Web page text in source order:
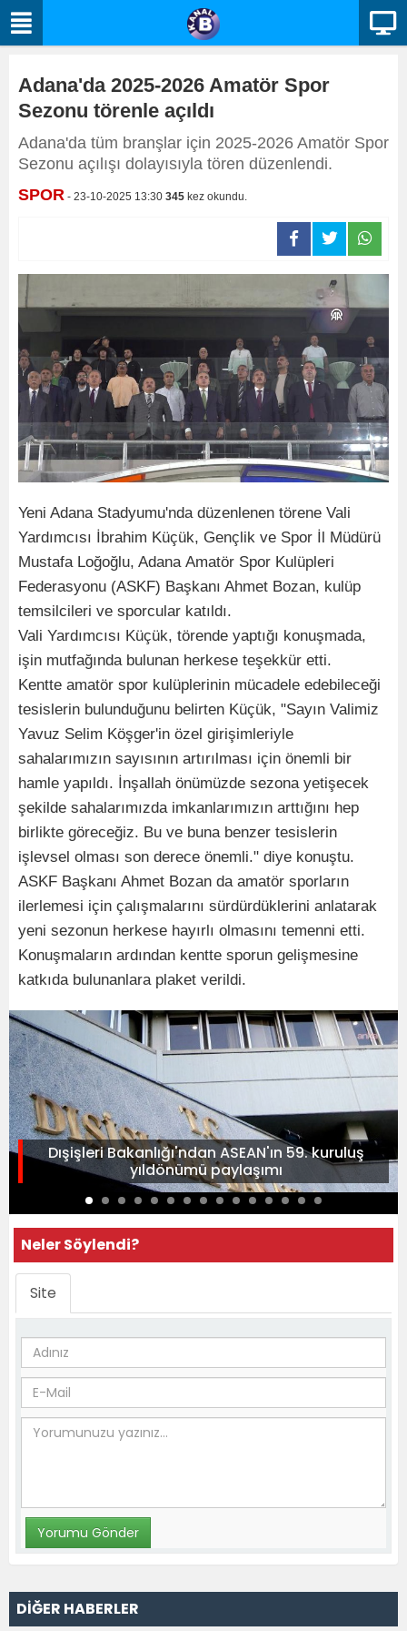
Adana'da 2025-2026 Amatör Spor
Sezonu törenle açıldı
Adana'da tüm branşlar için 2025-2026 Amatör Spor
Sezonu açılışı dolayısıyla tören düzenlendi.
SPOR - 23-10-2025 13:30 345 kez okundu.
Yeni Adana Stadyumu'nda düzenlenen törene Vali
Yardımcısı İbrahim Küçük, Gençlik ve Spor İl Müdürü
Mustafa Loğoğlu, Adana Amatör Spor Kulüpleri
Federasyonu (ASKF) Başkanı Ahmet Bozan, kulüp
temsilcileri ve sporcular katıldı.
Vali Yardımcısı Küçük, törende yaptığı konuşmada,
işin mutfağında bulunan herkese teşekkür etti.
Kentte amatör spor kulüplerinin mücadele edebileceği
tesislerin bulunduğunu belirten Küçük, "Sayın Valimiz
Yavuz Selim Köşger'in özel girişimleriyle
sahalarımızın sayısının artırılması için önemli bir
hamle yapıldı. İnşallah önümüzde sezona yetişecek
şekilde sahalarımızda imkanlarımızın arttığını hep
birlikte göreceğiz. Bu ve buna benzer tesislerin
işlevsel olması son derece önemli." diye konuştu.
ASKF Başkanı Ahmet Bozan da amatör sporların
ilerlemesi için çalışmalarını sürdürdüklerini anlatarak
yeni sezonun herkese hayırlı olmasını temenni etti.
Konuşmaların ardından kentte sporun gelişmesine
katkıda bulunanlara plaket verildi.
Dışişleri Bakanlığı'ndan ASEAN'ın 59. kuruluş
yıldönümü paylaşımı
Neler Söylendi?
Site
DİĞER HABERLER